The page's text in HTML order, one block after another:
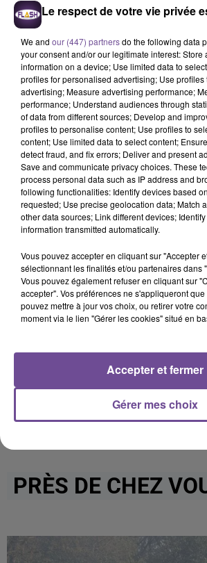
NICKY JAM
El Perdon
ORIA
Soirée Mondaine
17h54
17h54
TAYLOR SWIFT
Elizabeth Taylor
17h46
17h46
REMA
Calm Down
Cet élément est masqué compte-
dépôt de cookies que vous avez
en cliquant sur le bouton ci-
PRÈS DE CHEZ
Le respect de votre vie privée
We and our (447) partnersdo the following data
your consent and/or our legitimate interest: Store
information on a device; Use limited data to
profiles for personalised advertising; Use
advertising; Measure advertising performance;
performance; Understand audiences through
of data from different sources; Develop and
profiles to personalise content; Use profiles to
content; Use limited data to select content;
detect fraud, and fix errors; Deliver and present
Save and communicate privacy choices. These
process personal data such as IP address and
following functionalities: Identify devices based
requested; Use precise geolocation data; Match
other data sources; Link different devices;
information transmitted automatically.
Vous pouvez accepter en cliquant sur "Accepter
sélectionnant les finalités et/ou partenaires dans
Vous pouvez également refuser en cliquant sur
accepter". Vos préférences ne s'appliqueront
pouvez mettre à jour vos choix, ou retirer votre
moment via le lien "Gérer les cookies" situé en
Gérer mes choix
Accepter et fermer